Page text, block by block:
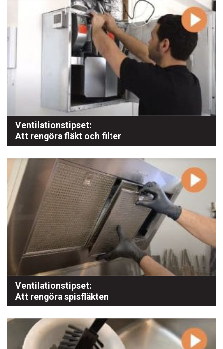
Ventilationstipset:
Att rengöra fläkt och filter
Ventilationstipset:
Att rengöra spisfläkten